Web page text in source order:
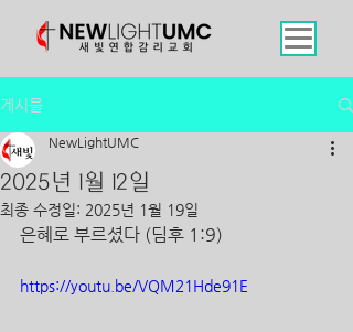
게시물
2025년 1월 12일
NewLightUMC
최종 수정일: 2025년 1월 19일
은혜로 부르셨다 (딤후 1:9)
https://youtu.be/VQM21Hde91E